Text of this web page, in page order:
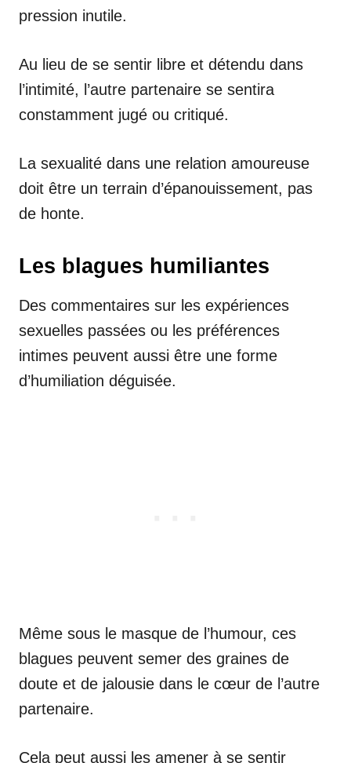
pression inutile.
Au lieu de se sentir libre et détendu dans
l’intimité, l’autre partenaire se sentira
constamment jugé ou critiqué.
La sexualité dans une relation amoureuse
doit être un terrain d’épanouissement, pas
de honte.
Les blagues humiliantes
Des commentaires sur les expériences
sexuelles passées ou les préférences
intimes peuvent aussi être une forme
d’humiliation déguisée.
Même sous le masque de l’humour, ces
blagues peuvent semer des graines de
doute et de jalousie dans le cœur de l’autre
partenaire.
Cela peut aussi les amener à se sentir